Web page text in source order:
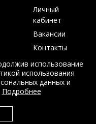
из меха и кожи
Личный
кабинет
Вакансии
Контакты
использование
использования
данных и
Подробнее